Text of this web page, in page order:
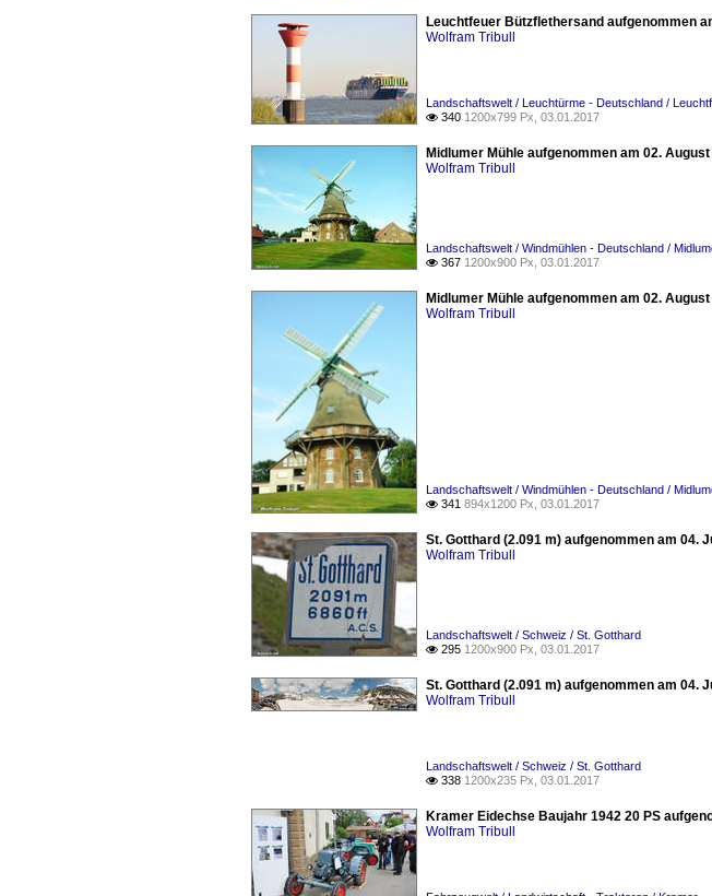
Leuchtfeuer Bützflethersand aufgenommen
Wolfram Tribull
Landschaftswelt / Leuchtürme - Deutschland /
 340 1200x799 Px, 03.01.2017
Midlumer Mühle aufgenommen am 02.
Wolfram Tribull
Landschaftswelt / Windmühlen - Deutschland /
 367 1200x900 Px, 03.01.2017
Midlumer Mühle aufgenommen am 02.
Wolfram Tribull
Landschaftswelt / Windmühlen - Deutschland /
 341 894x1200 Px, 03.01.2017
St. Gotthard (2.091 m) aufgenommen am 04.
Wolfram Tribull
Landschaftswelt / Schweiz / St. Gotthard
 295 1200x900 Px, 03.01.2017
St. Gotthard (2.091 m) aufgenommen am 04.
Wolfram Tribull
Landschaftswelt / Schweiz / St. Gotthard
 338 1200x235 Px, 03.01.2017
Kramer Eidechse Baujahr 1942 20 PS
Wolfram Tribull